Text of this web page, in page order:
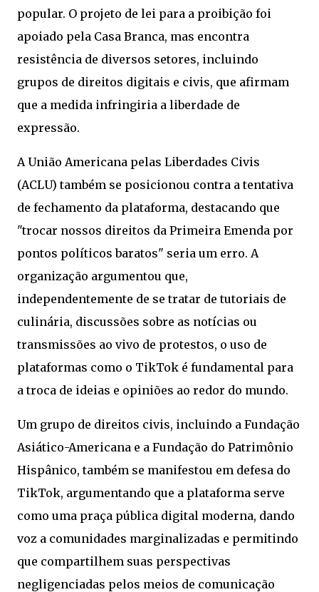
popular. O projeto de lei para a proibição foi
apoiado pela Casa Branca, mas encontra
resistência de diversos setores, incluindo
grupos de direitos digitais e civis, que afirmam
que a medida infringiria a liberdade de
expressão.
A União Americana pelas Liberdades Civis
(ACLU) também se posicionou contra a tentativa
de fechamento da plataforma, destacando que
"trocar nossos direitos da Primeira Emenda por
pontos políticos baratos" seria um erro. A
organização argumentou que,
independentemente de se tratar de tutoriais de
culinária, discussões sobre as notícias ou
transmissões ao vivo de protestos, o uso de
plataformas como o TikTok é fundamental para
a troca de ideias e opiniões ao redor do mundo.
Um grupo de direitos civis, incluindo a Fundação
Asiático-Americana e a Fundação do Patrimônio
Hispânico, também se manifestou em defesa do
TikTok, argumentando que a plataforma serve
como uma praça pública digital moderna, dando
voz a comunidades marginalizadas e permitindo
que compartilhem suas perspectivas
negligenciadas pelos meios de comunicação